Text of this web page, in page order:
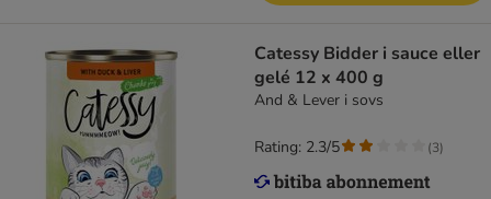
Catessy Bidder i sauce eller
gelé 12 x 400 g
And & Lever i sovs
Rating: 2.3/5 (3)